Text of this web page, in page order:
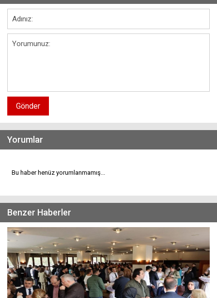
Gönder
Yorumlar
Bu haber henüz yorumlanmamış...
Benzer Haberler